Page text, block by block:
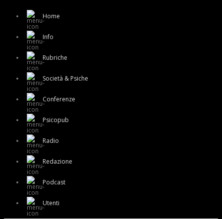
Home
Info
Rubriche
Società & Psiche
Conferenze
Psicopub
Radio
Redazione
Podcast
Utenti